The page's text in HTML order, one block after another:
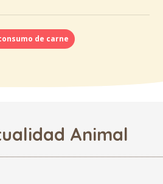
de carne
Animal